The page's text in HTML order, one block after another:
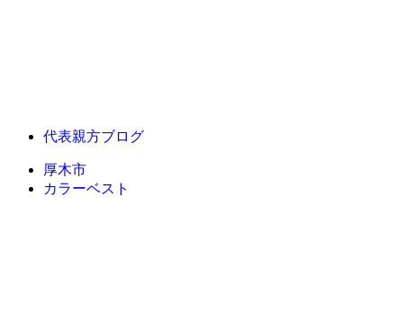
代表親方ブログ
厚木市
カラーベスト